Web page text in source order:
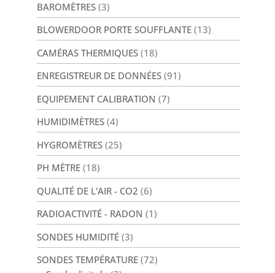
BAROMÈTRES (3)
BLOWERDOOR PORTE SOUFFLANTE (13)
CAMÉRAS THERMIQUES (18)
ENREGISTREUR DE DONNÉES (91)
EQUIPEMENT CALIBRATION (7)
HUMIDIMÈTRES (4)
HYGROMÈTRES (25)
PH MÈTRE (18)
QUALITÉ DE L'AIR - CO2 (6)
RADIOACTIVITÉ - RADON (1)
SONDES HUMIDITÉ (3)
SONDES TEMPÉRATURE (72)